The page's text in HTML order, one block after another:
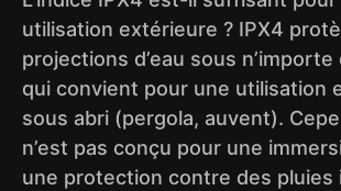
utilisation extérieure ? IPX4
projections d’eau sous
qui convient pour une utilisation
sous abri (pergola, auvent).
n’est pas conçu pour une
une protection contre des pluies